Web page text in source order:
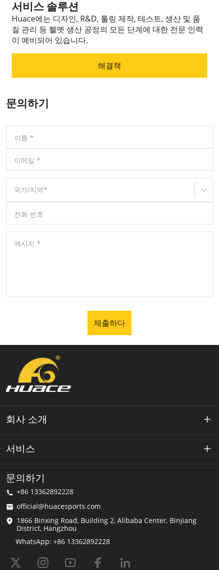
서비스 솔루션
Huace에는 디자인, R&D, 툴링 제작, 테스트, 생산 및 품
질 관리 등 헬멧 생산 공정의 모든 단계에 대한 전문 인력
이 예비되어 있습니다.
해결책
문의하기
이름 *
이메일 *
국가/지역*
전화 번호
메시지 *
제출하다
회사 소개
약 Huace
해결책
서비스
개인 정보 정책
이용약관
배송 서비스
FAQ
문의하기
+86 13362892228
official@huacesports.com
1866 Binxing Road, Building 2, Alibaba Center, Binjiang
District, Hangzhou
WhatsApp: +86 13362892228